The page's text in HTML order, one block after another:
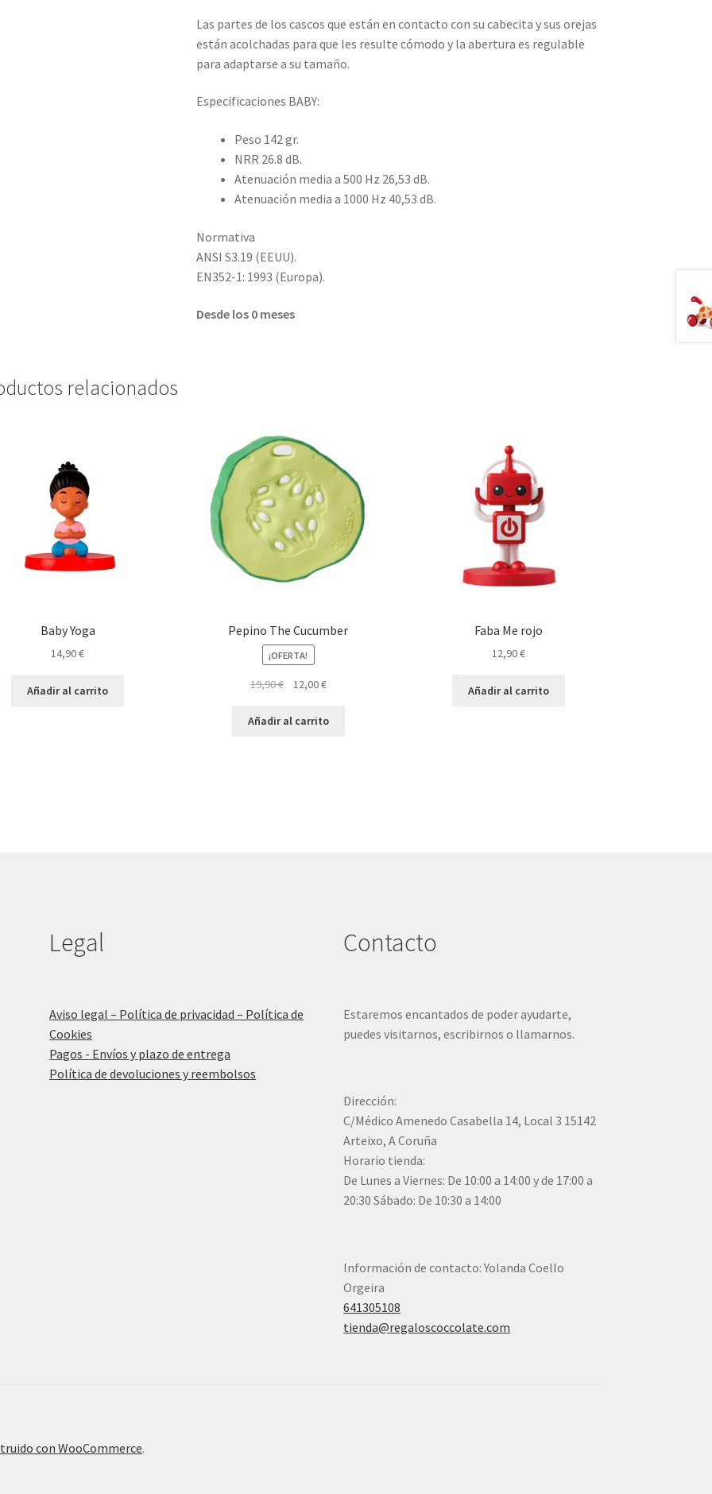
Las partes de los cascos que están en contacto con su cabecita y sus orejas
están acolchadas para que les resulte cómodo y la abertura es regulable
para adaptarse a su tamaño.
Especificaciones BABY:
Peso 142 gr.
NRR 26.8 dB.
Atenuación media a 500 Hz 26,53 dB.
Atenuación media a 1000 Hz 40,53 dB.
Normativa
ANSI S3.19 (EEUU).
EN352-1: 1993 (Europa).
Desde los 0 meses
relacionados
Baby Yoga
14,90€
Añadir al carrito
Pepino The Cucumber
¡OFERTA!
19,90€
original
12,00€El
actual
Añadir al carrito
Faba Me rojo
12,90€
Añadir al carrito
Legal
Aviso legal – Política de privacidad – Política de
Cookies
Pagos - Envíos y plazo de entrega
Política de devoluciones y reembolsos
Contacto
Estaremos encantados de poder ayudarte,
puedes visitarnos, escribirnos o llamarnos.
Dirección:
C/Médico Amenedo Casabella 14, Local 3 15142
Arteixo, A Coruña
Horario tienda:
De Lunes a Viernes: De 10:00 a 14:00 y de 17:00 a
20:30 Sábado: De 10:30 a 14:00
Información de contacto: Yolanda Coello
Orgeira
641305108
tienda@regaloscoccolate.com
con WooCommerce.